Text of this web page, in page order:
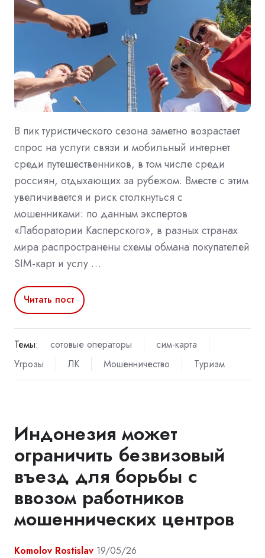
В пик туристического сезона заметно возрастает
спрос на услуги связи и мобильный интернет
среди путешественников, в том числе среди
россиян, отдыхающих за рубежом. Вместе с этим
увеличивается и риск столкнуться с
мошенниками: по данным экспертов
«Лаборатории Касперского», в разных странах
мира распространены схемы обмана покупателей
SIM‑карт и услу …
Читать пост
Темы: сотовые операторы
сим-карта
Угрозы
ЛК Мошенничество Туризм
Индонезия может
ограничить безвизовый
въезд для борьбы с
ввозом работников
мошеннических центров
Komolov Rostislav 19/05/26